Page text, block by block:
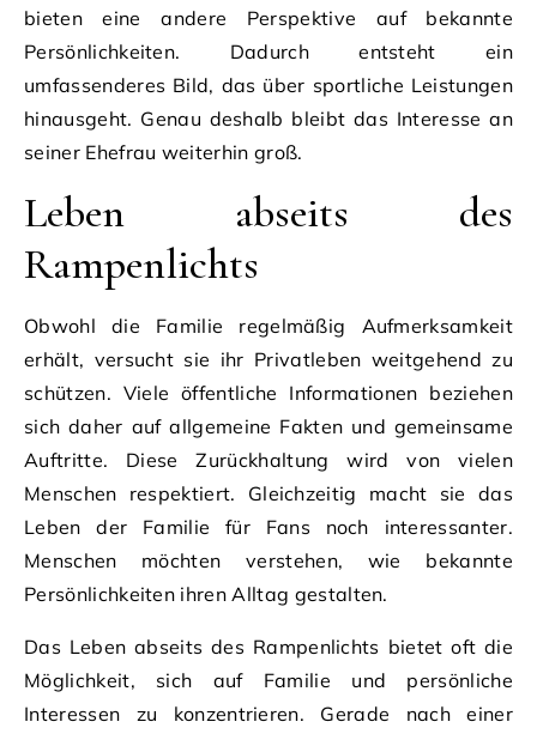
bieten eine andere Perspektive auf bekannte
Persönlichkeiten. Dadurch entsteht ein
umfassenderes Bild, das über sportliche Leistungen
hinausgeht. Genau deshalb bleibt das Interesse an
seiner Ehefrau weiterhin groß.
Leben abseits des
Rampenlichts
Obwohl die Familie regelmäßig Aufmerksamkeit
erhält, versucht sie ihr Privatleben weitgehend zu
schützen. Viele öffentliche Informationen beziehen
sich daher auf allgemeine Fakten und gemeinsame
Auftritte. Diese Zurückhaltung wird von vielen
Menschen respektiert. Gleichzeitig macht sie das
Leben der Familie für Fans noch interessanter.
Menschen möchten verstehen, wie bekannte
Persönlichkeiten ihren Alltag gestalten.
Das Leben abseits des Rampenlichts bietet oft die
Möglichkeit, sich auf Familie und persönliche
Interessen zu konzentrieren. Gerade nach einer